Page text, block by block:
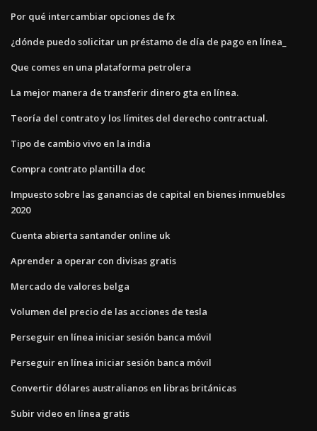
Por qué intercambiar opciones de fx
¿dónde puedo solicitar un préstamo de día de pago en línea_
Que comes en una plataforma petrolera
La mejor manera de transferir dinero gta en línea.
Teoría del contrato y los límites del derecho contractual.
Tipo de cambio vivo en la india
Compra contrato plantilla doc
Impuesto sobre las ganancias de capital en bienes inmuebles
2020
Cuenta abierta santander online uk
Aprender a operar con divisas gratis
Mercado de valores belga
Volumen del precio de las acciones de tesla
Perseguir en línea iniciar sesión banca móvil
Perseguir en línea iniciar sesión banca móvil
Convertir dólares australianos en libras británicas
Subir video en línea gratis